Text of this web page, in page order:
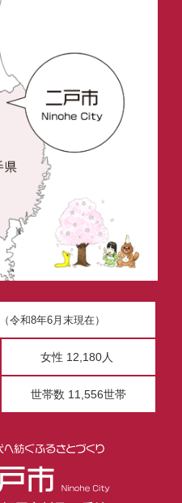
令和8年6月末現在）
女性 12,180人
世帯数 11,556世帯